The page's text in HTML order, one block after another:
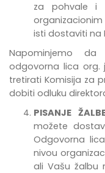
za pohvale i
isti dostaviti na
Napominjemo
odgovorna lica org.
tretirati Komisija za
dobiti odluku
PISANJE
možete
Odgovorna
nivou
ali Vašu žalbu